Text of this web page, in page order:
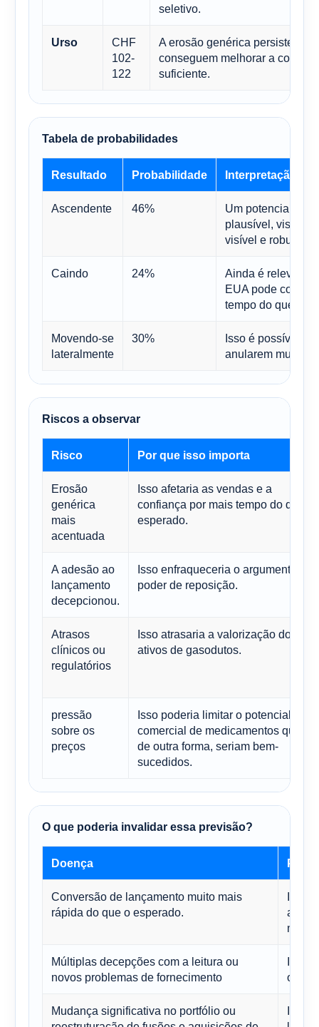
seletivo.
Urso
CHF
102-
122
A erosão genérica persiste ou
conseguem melhorar a
suficiente.
Tabela de probabilidades
Resultado Probabilidade Interpretação
Ascendente 46%
Um potencial de
plausível, visto
visível e robusto.
Caindo 24%
Ainda é relevante
EUA pode
tempo do que os
Movendo-se
lateralmente
30%
Isso é possível
anularem
Riscos a observar
Risco Por que isso importa
Erosão
genérica
mais
acentuada
Isso afetaria as vendas e a
confiança por mais tempo do que o
esperado.
A adesão ao
lançamento
decepcionou.
Isso enfraqueceria o argumento do
poder de reposição.
Atrasos
clínicos ou
regulatórios
Isso atrasaria a valorização dos
ativos de gasodutos.
pressão
sobre os
preços
Isso poderia limitar o potencial
comercial de medicamentos que,
de outra forma, seriam bem-
sucedidos.
O que poderia invalidar essa previsão?
Doença Por
Conversão de lançamento muito mais
rápida do que o esperado.
Isso
alta
Múltiplas decepções com a leitura ou
novos problemas de fornecimento
Isso
Mudança significativa no portfólio ou
Isso